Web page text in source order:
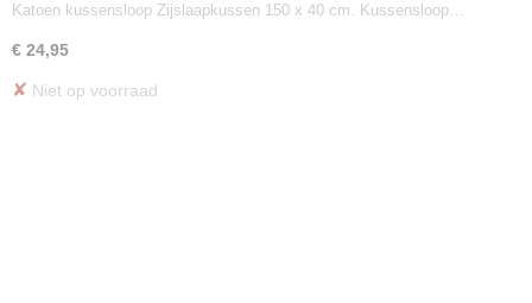
Katoen kussensloop Zijslaapkussen 150 x 40 cm. Kussensloop…
€ 24,95
✘ Niet op voorraad